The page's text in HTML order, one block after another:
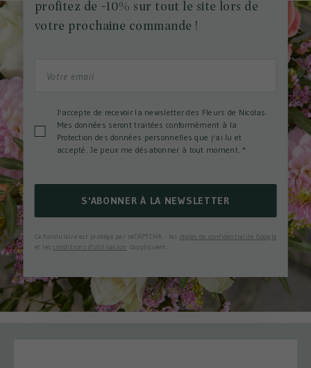
profitez de -10% sur tout le site lors de
votre prochaine commande !
J'accepte de recevoir la newsletter des Fleurs de Nicolas.
Mes données seront traitées conformément à la
Protection des données personnelles que j'ai lu et
accepté. Je peux me désabonner à tout moment.*
S'ABONNER À LA NEWSLETTER
Ce formulaire est protégé par reCAPTCHA - les règles de confidentialité Google
et lesconditions d'utilisation s'appliquent.